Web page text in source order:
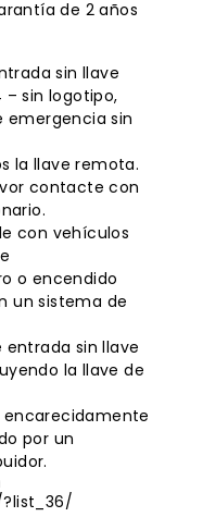
de 2 años
sin llave
sin logotipo,
emergencia sin
la llave remota.
contacte con
con vehículos
o encendido
un sistema de
entrada sin llave
la llave de
por un